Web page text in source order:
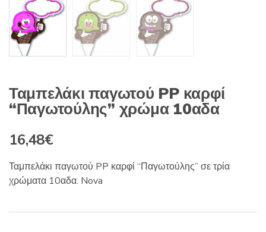
Ταμπελάκι παγωτού PP καρφί
“Παγωτούλης” χρώμα 10αδα
16,48€
Ταμπελάκι παγωτού PP καρφί “Παγωτούλης” σε τρία
χρώματα 10αδα. Nova